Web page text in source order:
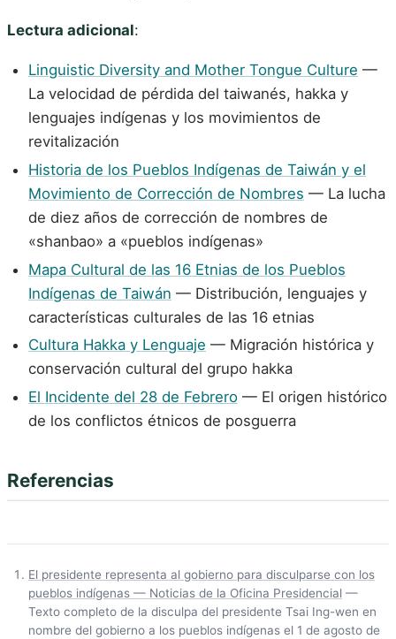
Lectura adicional:
Linguistic Diversity and Mother Tongue Culture —
La velocidad de pérdida del taiwanés, hakka y
lenguajes indígenas y los movimientos de
revitalización
Historia de los Pueblos Indígenas de Taiwán y el
Movimiento de Corrección de Nombres — La lucha
de diez años de corrección de nombres de
«shanbao» a «pueblos indígenas»
Mapa Cultural de las 16 Etnias de los Pueblos
Indígenas de Taiwán — Distribución, lenguajes y
características culturales de las 16 etnias
Cultura Hakka y Lenguaje — Migración histórica y
conservación cultural del grupo hakka
El Incidente del 28 de Febrero — El origen histórico
de los conflictos étnicos de posguerra
Referencias
El presidente representa al gobierno para disculparse con los
pueblos indígenas — Noticias de la Oficina Presidencial —
Texto completo de la disculpa del presidente Tsai Ing-wen en
nombre del gobierno a los pueblos indígenas el 1 de agosto de